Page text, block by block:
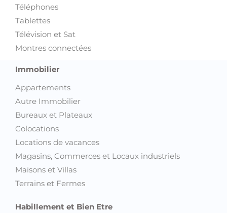
Téléphones
Tablettes
Télévision et Sat
Montres connectées
Immobilier
Appartements
Autre Immobilier
Bureaux et Plateaux
Colocations
Locations de vacances
Magasins, Commerces et Locaux industriels
Maisons et Villas
Terrains et Fermes
Habillement et Bien Etre